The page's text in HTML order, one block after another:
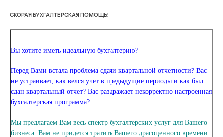
СКОРАЯ БУХГАЛТЕРСКАЯ ПОМОЩЬ!
Вы хотите иметь идеальную бухгалтерию?
Перед Вами встала проблема сдачи квартальной отчетности? Вас
не устраивает, как велся учет в предыдущие периоды и как был
сдан квартальный отчет? Вас раздражает некорректно настроенная
бухгалтерская программа?
Мы предлагаем Вам весь спектр бухгалтерских услуг для Вашего
бизнеса. Вам не придется тратить Вашего драгоценного времени